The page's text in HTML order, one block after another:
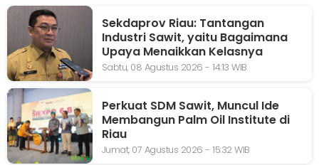
Sekdaprov Riau: Tantangan
Industri Sawit, yaitu Bagaimana
Upaya Menaikkan Kelasnya
Sabtu, 08 Agustus 2026 - 14:13 WIB
Perkuat SDM Sawit, Muncul Ide
Membangun Palm Oil Institute di
Riau
Jumat, 07 Agustus 2026 - 15:32 WIB